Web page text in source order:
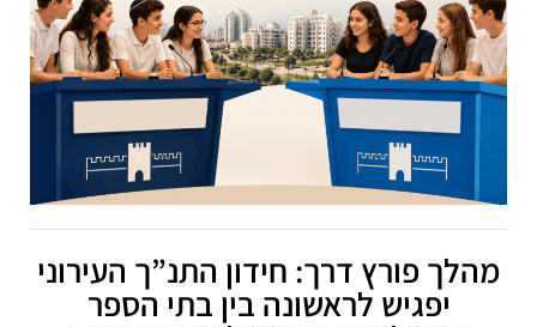
מהלך פורץ דרך: חידון התנ”ך העירוני
יפגיש לראשונה בין בתי הספר